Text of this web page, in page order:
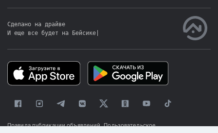
Сделано на драйве
И еще все будет на Бейсике
Правила публикации объявлений Пользовательское